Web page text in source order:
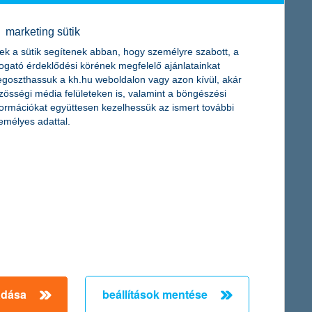
jutó 5,5 millió utazással.
fog tartani. A cégvezetők viszont többnyire megengednek
a K&H kutatásából. A gyermekes munkavállalók
de van, ahol a home office a megoldás a
felelősségvállalás kategóriában várják az inspiráló
marketing sütik
a sütik segítenek abban, hogy személyre szabott, a
érdeklődési körének megfelelő ajánlatainkat
a kh.hu weboldalon vagy azon kívül, akár
média felületeken is, valamint a böngészési
együttesen kezelhessük az ismert további
adattal.
beállítások mentése